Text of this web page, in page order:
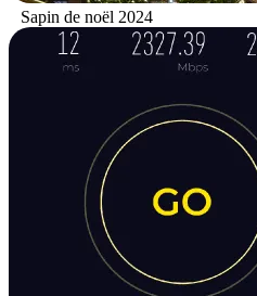
Sapin de noël 2024